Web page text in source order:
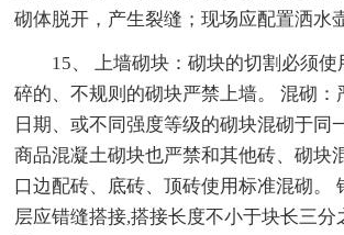
砌体脱开，产生裂缝；现场应配置洒水
15、 上墙砌块：砌块的切割必须使
碎的、不规则的砌块严禁上墙。 混砌：
日期、或不同强度等级的砌块混砌于同
商品混凝土砌块也严禁和其他砖、砌块
口边配砖、底砖、顶砖使用标准混砌。
层应错缝搭接,搭接长度不小于块长三分